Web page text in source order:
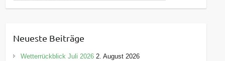
a
g
o
Neueste Beiträge
Wetterrückblick Juli 2026 2. August 2026